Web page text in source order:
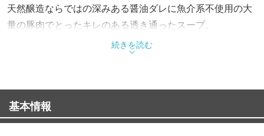
天然醸造ならではの深みある醤油ダレに魚介系不使用の大
量の豚肉でとったキレのある透き通ったスープ。
さらに生姜の芳醇な薫りが食欲をそそる渾身の一杯。肩ロ
ース・バラ巻き・豚トロ、3種のチャーシューを豪快に盛
続きを読む
基本情報